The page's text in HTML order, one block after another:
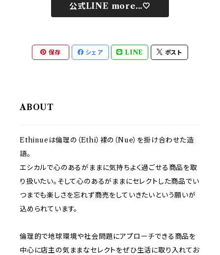
公式LINE more...🤍
保存 シェア LINE ポスト
ABOUT
Ethinueは倫理の（Ethi）裸の（Nue）を掛け合わせた造
語。
エシカルで心のあるがままに気持ちよく過ごせる商品を取
り扱いたい。そして心のあるがままにセレクトした商品でい
つまでも楽しさを忘れず商売をしていきたいという願いが
込められています。
倫理的で地球環境や社会問題にアプローチできる商品を
中心に店主の気ままなセレクトをぜひ生活に取り入れてお